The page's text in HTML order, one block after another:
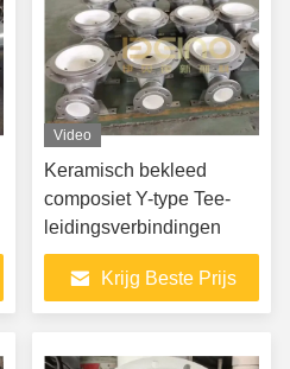
Video
Keramisch bekleed
composiet Y-type Tee-
leidingsverbindingen
Krijg Beste Prijs